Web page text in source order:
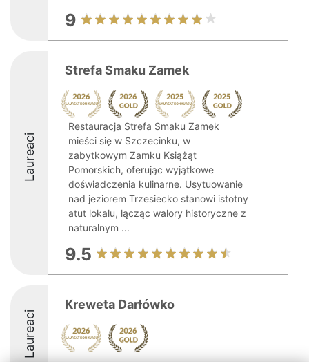
9
Laureaci
Strefa Smaku Zamek
Restauracja Strefa Smaku Zamek
mieści się w Szczecinku, w
zabytkowym Zamku Książąt
Pomorskich, oferując wyjątkowe
doświadczenia kulinarne. Usytuowanie
nad jeziorem Trzesiecko stanowi istotny
atut lokalu, łącząc walory historyczne z
naturalnym ...
9.5
Laureaci
Kreweta Darłówko